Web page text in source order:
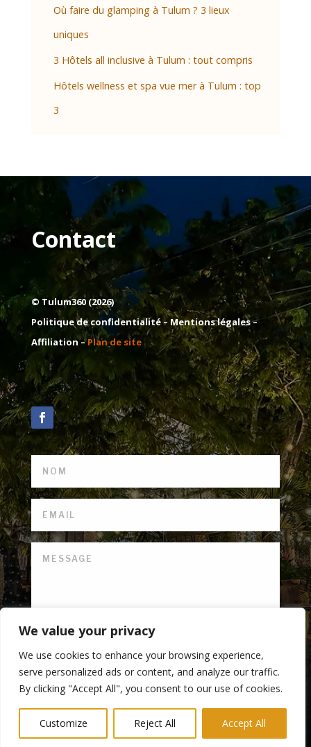
We value your privacy
We use cookies to enhance your browsing experience,
serve personalized ads or content, and analyze our traffic.
By clicking "Accept All", you consent to our use of cookies.
Customize Reject All Accept All
Où faire du glamping à Tulum ? 3 lieux
uniques
3 Hôtels all inclusive à Tulum : tout compris
Hôtels wellness et spa vue mer à Tulum : top
3
Contact
© Tulum360 (2026)
Politique de confidentialité – Mentions légales–
Affiliation –Plan de site
ENVOI